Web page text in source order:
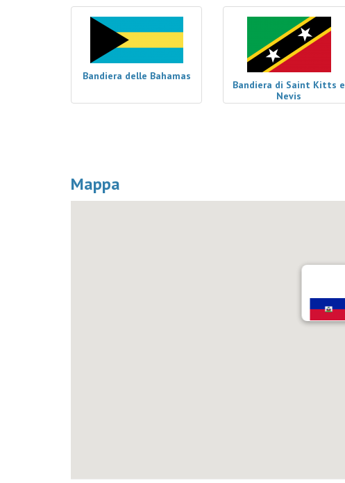
Bandiera delle Bahamas
Bandiera di Saint Kitts e
Nevis
Mappa